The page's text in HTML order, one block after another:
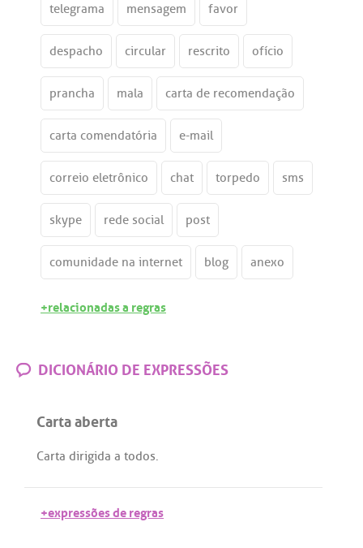
telegrama mensagem favor
despacho circular rescrito ofício
prancha mala carta de recomendação
carta comendatória e-mail
correio eletrônico chat torpedo sms
skype rede social post
comunidade na internet blog anexo
+relacionadas a regras
DICIONÁRIO DE EXPRESSÕES
Carta aberta
Carta dirigida a todos.
+expressões de regras